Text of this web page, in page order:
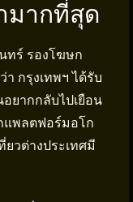
มากที่สุด
ทร์ รองโฆษก
า กรุงเทพฯ ได้รับ
ยากกลับไปเยือน
แพลตฟอร์มอโก
วต่างประเทศมี